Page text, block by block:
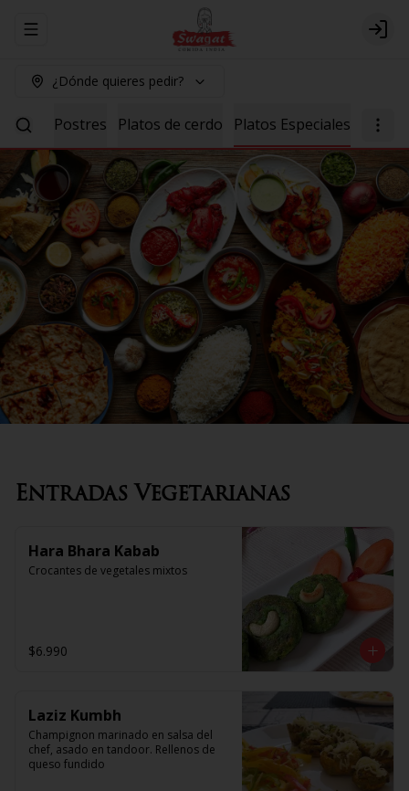
Abrir menu de navegación Login
¿Dónde quieres pedir?
Salsas Postres Platos de cerdo Platos Especiales
Entradas Vegetarianas
Hara Bhara Kabab
Crocantes de vegetales mixtos
$6.990
Laziz Kumbh
Champignon marinado en salsa del
chef, asado en tandoor. Rellenos de
queso fundido